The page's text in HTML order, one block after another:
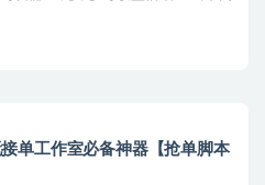
单工作室必备神器【抢单脚本